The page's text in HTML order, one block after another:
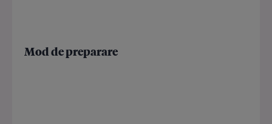
Mod de preparare